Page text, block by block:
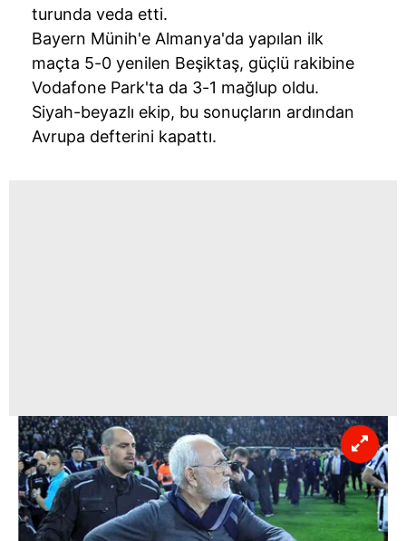
turunda veda etti.
Bayern Münih'e Almanya'da yapılan ilk
maçta 5-0 yenilen Beşiktaş, güçlü rakibine
Vodafone Park'ta da 3-1 mağlup oldu.
Siyah-beyazlı ekip, bu sonuçların ardından
Avrupa defterini kapattı.